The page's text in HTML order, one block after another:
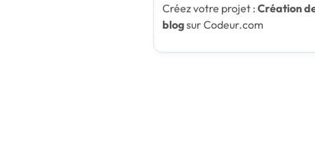
Créez votre projet : Création
blogsur Codeur.com